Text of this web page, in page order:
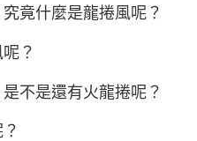
竟什麼是龍捲風呢？
？
不是還有火龍捲呢？